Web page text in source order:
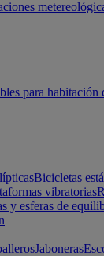
para habitación
Bicicletas
vibratorias
y esferas de
Jaboneras